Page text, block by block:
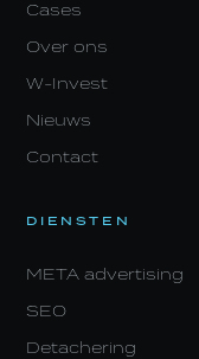
Cases
Over ons
W-Invest
Nieuws
Contact
DIENSTEN
META advertising
SEO
Detachering